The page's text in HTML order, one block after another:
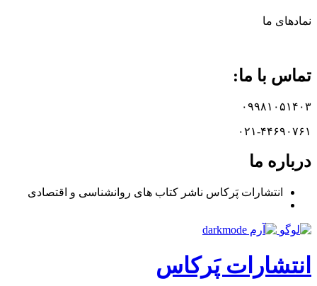
نماد‌های ما
تماس با ما:
۰۹۹۸۱۰۵۱۴۰۳
۰۲۱-۴۴۶۹۰۷۶۱
درباره ما
انتشارات پَرکاس ناشر کتاب های روانشناسی و اقتصادی
انتشارات پَرکاس